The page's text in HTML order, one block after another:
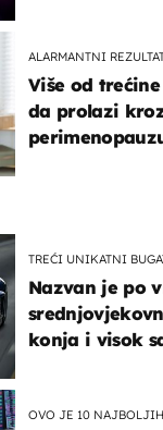
ALARMANTNI
Više od
da prolazi
TREĆI UNIKATNI
Nazvan je po
konja i visok
OVO JE 10 NAJBOLJIH